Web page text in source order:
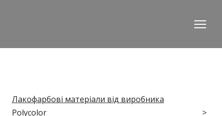
Лакофарбові матеріали від виробника
Polycolor